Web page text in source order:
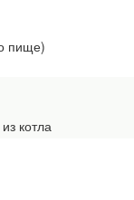
пище)
котла